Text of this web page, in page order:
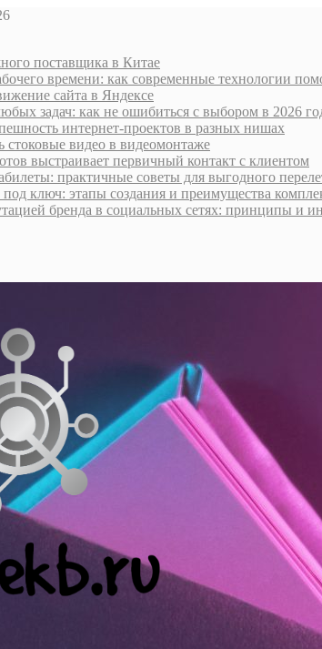
поставщика в Китае
времени: как современные технологии
сайта в Яндексе
задач: как не ошибиться с выбором в 2026
интернет-проектов в разных нишах
стоковые видео в видеомонтаже
выстраивает первичный контакт с клиентом
практичные советы для выгодного
под ключ: этапы создания и преимущества
бренда в социальных сетях: принципы и